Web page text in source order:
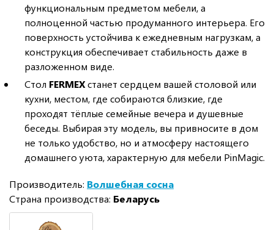
функциональным предметом мебели, а
полноценной частью продуманного интерьера. Его
поверхность устойчива к ежедневным нагрузкам, а
конструкция обеспечивает стабильность даже в
разложенном виде.
Стол FERMEXстанет сердцем вашей столовой или
кухни, местом, где собираются близкие, где
проходят тёплые семейные вечера и душевные
беседы. Выбирая эту модель, вы привносите в дом
не только удобство, но и атмосферу настоящего
домашнего уюта, характерную для мебели PinMagic.
Производитель: Волшебная сосна
Страна производства: Беларусь